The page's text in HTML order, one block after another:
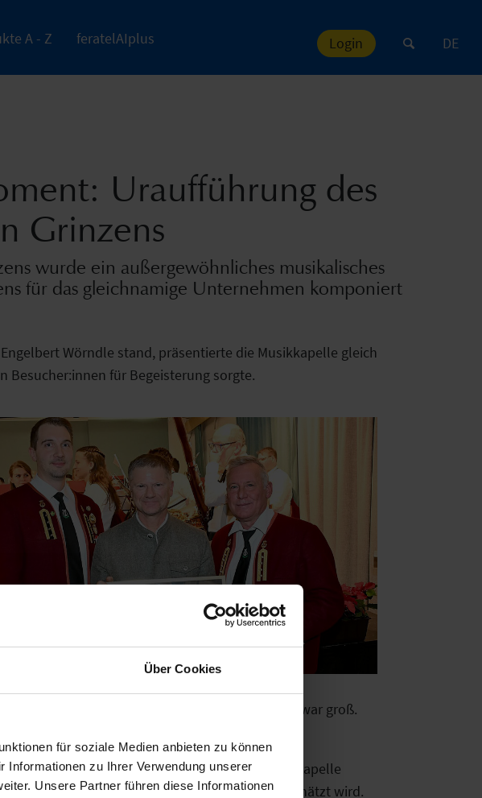
Über Cookies
für soziale Medien anbieten zu können
Informationen zu Ihrer Verwendung unserer
Unsere Partner führen diese Informationen
A - Z feratelAIplus Login DE
Uraufführung des
Grinzens
wurde ein außergewöhnliches musikalisches
für das gleichnamige Unternehmen komponiert
Wörndle stand, präsentierte die Musikkapelle gleich
Besucher:innen für Begeisterung sorgte.
Freude über diese besondere Anerkennung war groß.
Vortrag, der das musikalische Können der Kapelle
und Wertschätzung, die sehr geschätzt wird.